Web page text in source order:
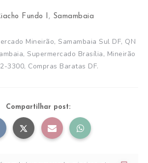
Fundo I , Samambaia
Mineirão, Samambaia Sul DF, QN
Supermercado Brasília, Mineirão
3300, Compras Baratas DF.
Compartilhar post: